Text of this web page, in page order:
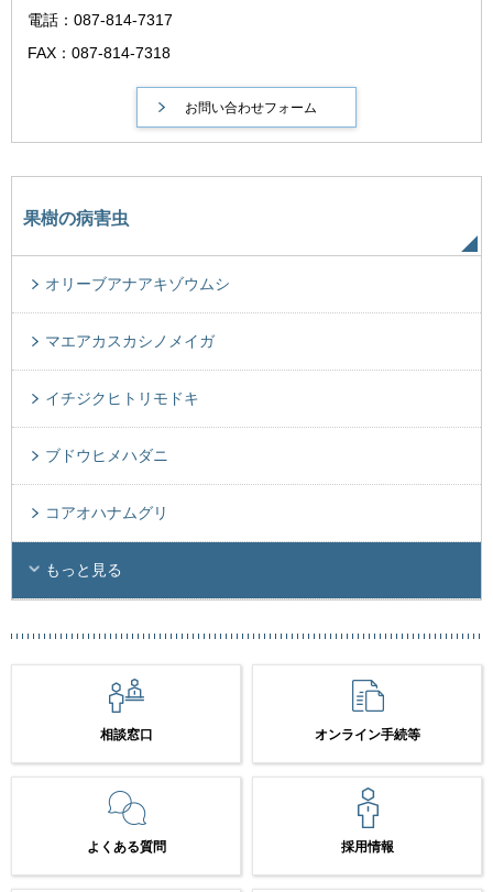
電話：087-814-7317
FAX：087-814-7318
果樹の病害虫
オリーブアナアキゾウムシ
マエアカスカシノメイガ
イチジクヒトリモドキ
ブドウヒメハダニ
コアオハナムグリ
もっと見る
相談窓口 オンライン手続等
よくある質問 採用情報